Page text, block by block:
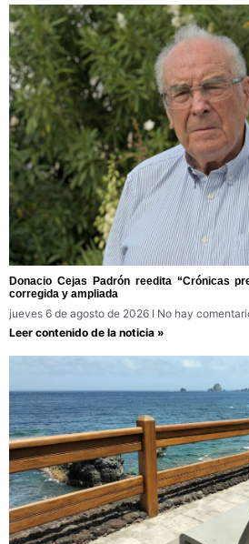
Donacio Cejas Padrón reedita “Crónicas
corregida y ampliada
jueves 6 de agosto de 2026
No hay
Leer contenido de la noticia »